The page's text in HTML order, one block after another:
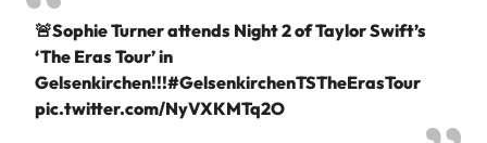
🚨Sophie Turner attends Night 2 of Taylor Swift’s
‘The Eras Tour’ in
Gelsenkirchen!!!#GelsenkirchenTSTheErasTour
pic.twitter.com/NyVXKMTq2O